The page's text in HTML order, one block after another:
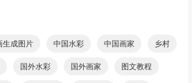
生成图片 中国水彩 中国画家 乡村
国外水彩 国外画家 图文教程